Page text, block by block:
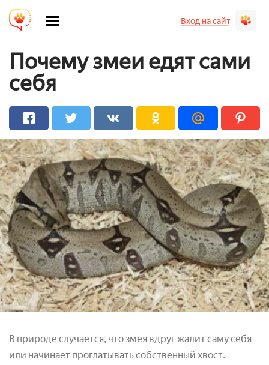
Вход на сайт
Почему змеи едят сами
себя
В природе случается, что змея вдруг жалит саму себя
или начинает проглатывать собственный хвост.